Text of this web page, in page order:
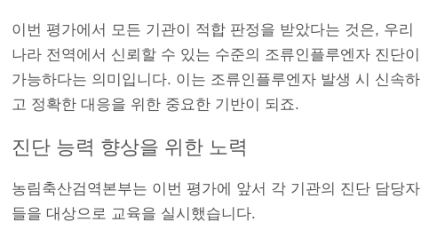
이번 평가에서 모든 기관이 적합 판정을 받았다는 것은, 우리
나라 전역에서 신뢰할 수 있는 수준의 조류인플루엔자 진단이
가능하다는 의미입니다. 이는 조류인플루엔자 발생 시 신속하
고 정확한 대응을 위한 중요한 기반이 되죠.
진단 능력 향상을 위한 노력
농림축산검역본부는 이번 평가에 앞서 각 기관의 진단 담당자
들을 대상으로 교육을 실시했습니다.